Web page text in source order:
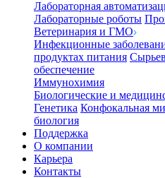
Лабораторная
Лабораторные роботы
Ветеринария и ГМО
Инфекционные
продуктах питания
обеспечение
Иммунохимия
Биологические и
Генетика Конфокальная
биология
Поддержка
О компании
Карьера
Контакты